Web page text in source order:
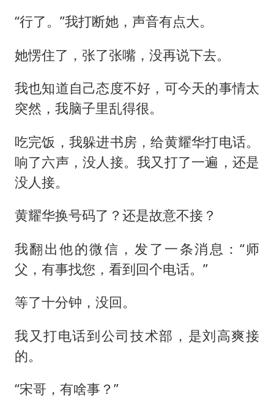
“行了。”我打断她，声音有点大。
她愣住了，张了张嘴，没再说下去。
我也知道自己态度不好，可今天的事情太
突然，我脑子里乱得很。
吃完饭，我躲进书房，给黄耀华打电话。
响了六声，没人接。我又打了一遍，还是
没人接。
黄耀华换号码了？还是故意不接？
我翻出他的微信，发了一条消息：“师
父，有事找您，看到回个电话。”
等了十分钟，没回。
我又打电话到公司技术部，是刘高爽接
的。
“宋哥，有啥事？”